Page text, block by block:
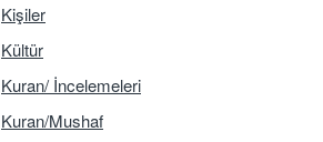
Kişiler
Kültür
Kuran/ İncelemeleri
Kuran/Mushaf